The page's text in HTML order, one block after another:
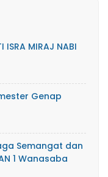
ISRA MIRAJ NABI
Genap
Semangat dan
1 Wanasaba